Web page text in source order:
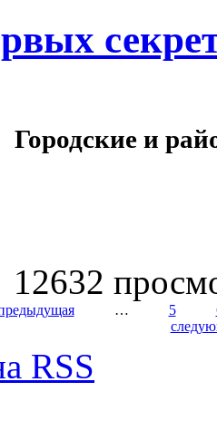
Городские и
Список первых секретарей
12632
… 5